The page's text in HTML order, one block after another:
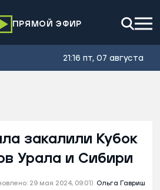
ПРЯМОЙ ЭФИР
21:16 пт, 07 августа
29 мая 2024, 09:01) Ольга Гавриш
закалили Кубок
Урала и Сибири